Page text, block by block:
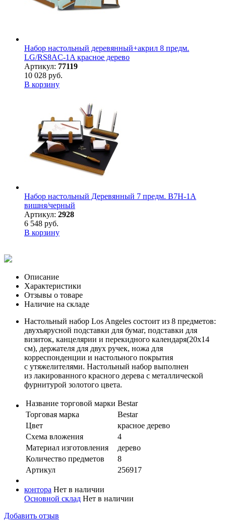
Набор настольный деревянный+акрил 8 предм.
LG/RS8AC-1A красное дерево
Артикул: 77119
10 028 руб.
В корзину
Набор настольный Деревянный 7 предм. B7H-1A
вишня/черный
Артикул: 2928
6 548 руб.
В корзину
Описание
Характеристики
Отзывы о товаре
Наличие на складе
Настольный набор Los Angeles состоит из 8 предметов:
двухъярусной подставки для бумаг, подставки для
визиток, канцелярии и перекидного календаря(20х14
см), держателя для двух ручек, ножа для
корреспонденции и настольного покрытия
с утяжелителями. Настольный набор выполнен
из лакированного красного дерева с металлической
фурнитурой золотого цвета.
Название торговой марки Bestar
Торговая марка
Bestar
Цвет
красное дерево
Схема вложения
4
Материал изготовления
дерево
Количество предметов
8
Артикул
256917
контора Нет в наличии
Основной склад Нет в наличии
Добавить отзыв